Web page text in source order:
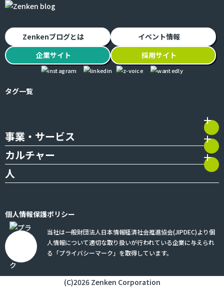
Zenkenブログとは
イベント情報
企業サイト 採用サイト
タグ一覧
事業・サービス
カルチャー
人
個人情報保護ポリシー
当社は一般財団法人日本情報経済社会推進協会(JIPDEC)より個
人情報について適切な取り扱いが行われている企業に与えられ
る「プライバシーマーク」を取得しています。
(C)2026 Zenken Corporation